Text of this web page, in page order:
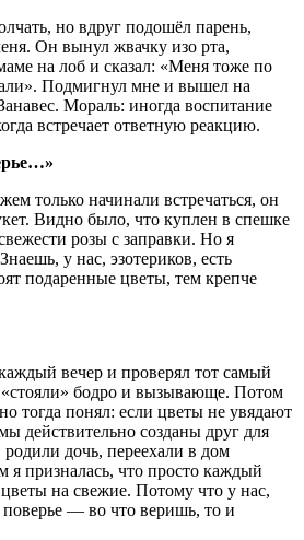
но вдруг подошёл парень,
Он вынул жвачку изо рта,
на лоб и сказал: «Меня тоже по
Подмигнул мне и вышел на
Мораль: иногда воспитание
встречает ответную реакцию.
только начинали встречаться, он
Видно было, что куплен в спешке
розы с заправки. Но я
у нас, эзотериков, есть
подаренные цветы, тем крепче
вечер и проверял тот самый
«стояли» бодро и вызывающе. Потом
тогда понял: если цветы не увядают
действительно созданы друг для
дочь, переехали в дом
призналась, что просто каждый
на свежие. Потому что у нас,
поверье — во что веришь, то и